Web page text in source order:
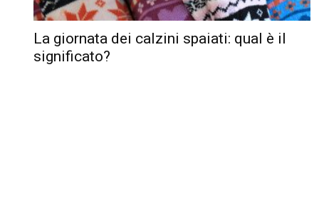
La giornata dei calzini spaiati: qual è il
significato?